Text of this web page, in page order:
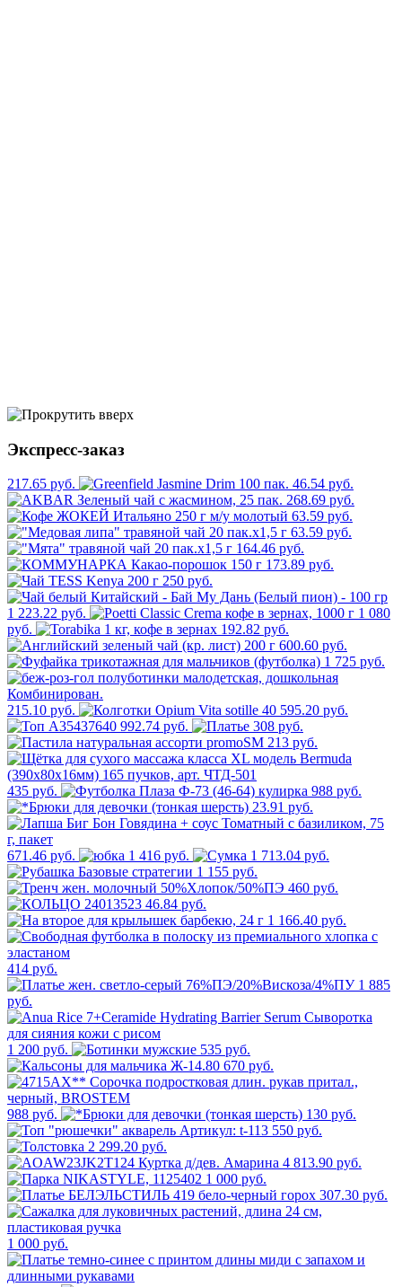
Экспресс-заказ
217.65 руб.
46.54 руб.
268.69 руб.
63.59 руб.
63.59 руб.
164.46 руб.
173.89 руб.
250 руб.
1 223.22 руб.
1 080
руб.
192.82 руб.
600.60 руб.
1 725 руб.
215.10 руб.
595.20 руб.
992.74 руб.
308 руб.
213 руб.
435 руб.
988 руб.
23.91 руб.
671.46 руб. 1 416 руб.
1 713.04 руб.
1 155 руб.
460 руб.
46.84 руб.
1 166.40 руб.
414 руб.
1 885
руб.
1 200 руб.
535 руб.
670 руб.
988 руб.
130 руб.
550 руб.
2 299.20 руб.
4 813.90 руб.
1 000 руб.
307.30 руб.
1 000 руб.